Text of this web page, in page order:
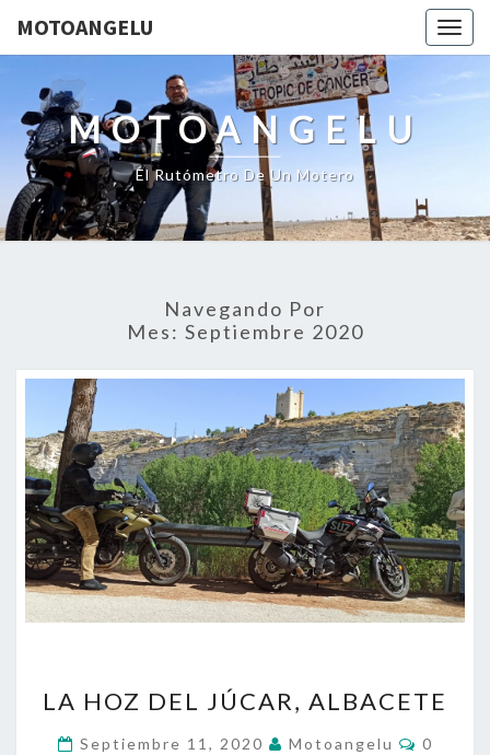
MOTOANGELU
MOTOANGELU
El Rutómetro De Un Motero
Navegando Por
Mes: Septiembre 2020
HOZ
DEL
LA HOZ DEL JÚCAR, ALBACETE
Septiembre 11, 2020 Motoangelu
0